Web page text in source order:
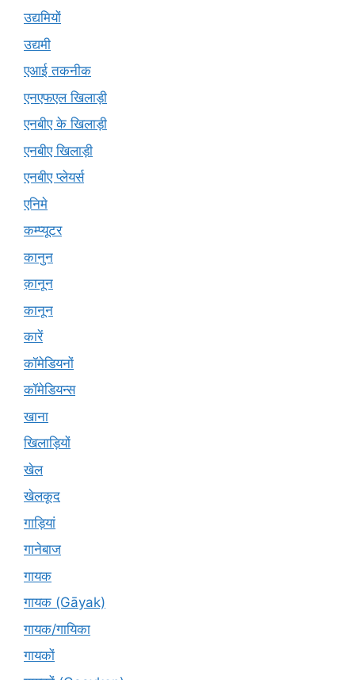
उद्यमियों
उद्यमी
एआई तकनीक
एनएफएल खिलाड़ी
एनबीए के खिलाड़ी
एनबीए खिलाड़ी
एनबीए प्लेयर्स
एनिमे
कम्प्यूटर
कानुन
क़ानून
कानून
कारें
कॉमेडियनों
कॉमेडियन्स
खाना
खिलाड़ियों
खेल
खेलकूद
गाड़ियां
गानेबाज
गायक
गायक (Gāyak)
गायक/गायिका
गायकों